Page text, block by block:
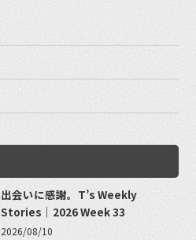
出会いに感謝。T’s Weekly
Stories｜2026 Week 33
2026/08/10